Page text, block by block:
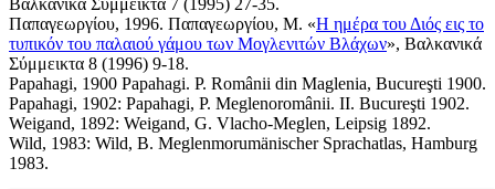
Βαλκανικά Σύμμεικτα 7 (1995) 27-35.
Παπαγεωργίου, 1996. Παπαγεωργίου, Μ. «Η ημέρα του Διός εις το
τυπικόν του παλαιού γάμου των Μογλενιτών Βλάχων», Βαλκανικά
Σύμμεικτα 8 (1996) 9-18.
Papahagi, 1900 Papahagi. P. Românii din Maglenia, Bucureşti 1900.
Papahagi, 1902: Papahagi, P. Meglenoromânii. II. Bucureşti 1902.
Weigand, 1892: Weigand, G. Vlacho-Meglen, Leipsig 1892.
Wild, 1983: Wild, B. Meglenmorumänischer Sprachatlas, Hamburg
1983.